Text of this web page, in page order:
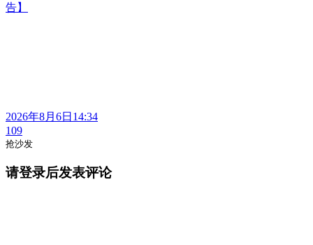
告】
2026年8月6日14:34
109
抢沙发
请登录后发表评论